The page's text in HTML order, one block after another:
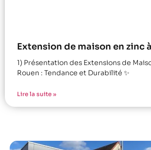
Extension de maison en zinc
1) Présentation des Extensions de
Rouen : Tendance et Durabilité ✨
Lire la suite »